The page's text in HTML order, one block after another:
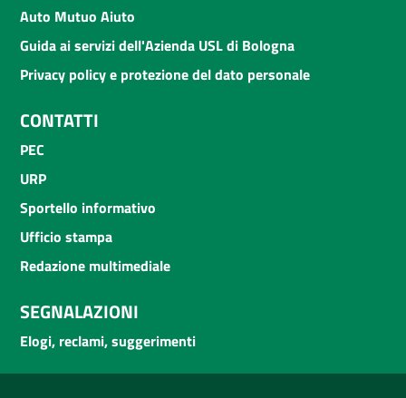
Auto Mutuo Aiuto
Guida ai servizi dell'Azienda USL di Bologna
Privacy policy e protezione del dato personale
CONTATTI
PEC
URP
Sportello informativo
Ufficio stampa
Redazione multimediale
SEGNALAZIONI
Elogi, reclami, suggerimenti